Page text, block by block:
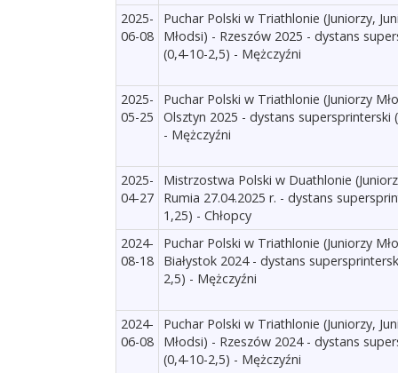
2025-
06-08
Puchar Polski w Triathlonie (Juniorzy,
Młodsi) - Rzeszów 2025 - dystans
(0,4-10-2,5) - Mężczyźni
2025-
05-25
Puchar Polski w Triathlonie (Juniorzy
Olsztyn 2025 - dystans supersprinterski
- Mężczyźni
2025-
04-27
Mistrzostwa Polski w Duathlonie
Rumia 27.04.2025 r. - dystans
1,25) - Chłopcy
2024-
08-18
Puchar Polski w Triathlonie (Juniorzy
Białystok 2024 - dystans
2,5) - Mężczyźni
2024-
06-08
Puchar Polski w Triathlonie (Juniorzy,
Młodsi) - Rzeszów 2024 - dystans
(0,4-10-2,5) - Mężczyźni